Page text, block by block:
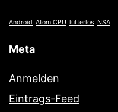
Android Atom CPU lüfterlos NSA
Meta
Anmelden
Eintrags-Feed